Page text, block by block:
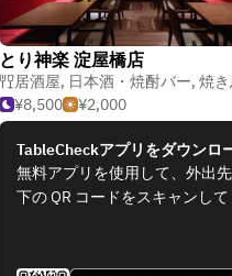
とり神楽 淀屋橋店
居酒屋, 日本酒・焼酎バー, 焼き鳥
¥8,500
¥2,000
TableCheckアプリをダウンロ
無料アプリを使用して、外出
下の QR コードをスキャンし